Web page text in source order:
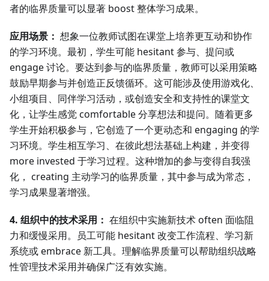
者的临界质量可以显著 boost 整体学习成果。
应用场景： 想象一位教师试图在课堂上培养更互动和协作
的学习环境。最初，学生可能 hesitant 参与、提问或
engage 讨论。要达到参与的临界质量，教师可以采用策略
鼓励早期参与并创造正反馈循环。这可能涉及使用游戏化、
小组项目、同伴学习活动，或创造安全和支持性的课堂文
化，让学生感觉 comfortable 分享想法和提问。随着更多
学生开始积极参与，它创造了一个更动态和 engaging 的学
习环境。学生相互学习、在彼此想法基础上构建，并变得
more invested 于学习过程。这种增加的参与变得自我强
化， creating 主动学习的临界质量，其中参与成为常态，
学习成果显著增强。
4. 组织中的技术采用： 在组织中实施新技术 often 面临阻
力和缓慢采用。员工可能 hesitant 改变工作流程、学习新
系统或 embrace 新工具。理解临界质量可以帮助组织战略
性管理技术采用并确保广泛有效实施。